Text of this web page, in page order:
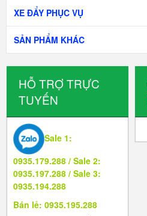
XE ĐẨY PHỤC VỤ
SẢN PHẨM KHÁC
HỖ TRỢ TRỰC
TUYẾN
Sale 1:
0935.179.288 / Sale 2:
0935.197.288 / Sale 3:
0935.194.288
Bán lẻ: 0935.195.288